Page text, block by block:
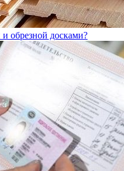
обрезной досками?